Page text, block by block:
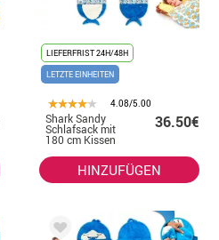
LIEFERFRIST 24H/48H
LETZTE EINHEITEN
4.08/5.00
Shark Sandy
Schlafsack mit
180 cm Kissen
36.50€
HINZUFÜGEN